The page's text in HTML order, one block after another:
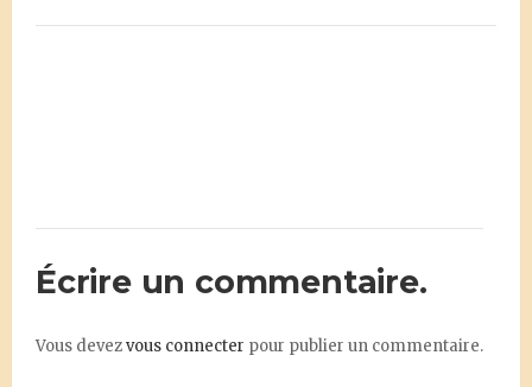
Écrire un commentaire.
Vous devezvous connecter pour publier un commentaire.